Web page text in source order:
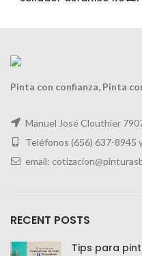
Pinta con confianza, Pinta
Manuel José Clouthier
Teléfonos (656) 637-8945
email:
RECENT POSTS
Tips para